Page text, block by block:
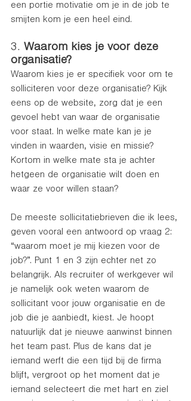
een portie motivatie om je in de job te
smijten kom je een heel eind.
3. Waarom kies je voor deze
organisatie?
Waarom kies je er specifiek voor om te
solliciteren voor deze organisatie? Kijk
eens op de website, zorg dat je een
gevoel hebt van waar de organisatie
voor staat. In welke mate kan je je
vinden in waarden, visie en missie?
Kortom in welke mate sta je achter
hetgeen de organisatie wilt doen en
waar ze voor willen staan?
De meeste sollicitatiebrieven die ik lees,
geven vooral een antwoord op vraag 2:
“waarom moet je mij kiezen voor de
job?”. Punt 1 en 3 zijn echter net zo
belangrijk. Als recruiter of werkgever wil
je namelijk ook weten waarom de
sollicitant voor jouw organisatie en de
job die je aanbiedt, kiest. Je hoopt
natuurlijk dat je nieuwe aanwinst binnen
het team past. Plus de kans dat je
iemand werft die een tijd bij de firma
blijft, vergroot op het moment dat je
iemand selecteert die met hart en ziel